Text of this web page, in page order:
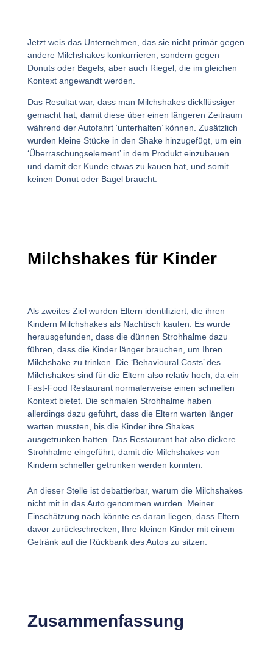
Jetzt weis das Unternehmen, das sie nicht primär gegen
andere Milchshakes konkurrieren, sondern gegen
Donuts oder Bagels, aber auch Riegel, die im gleichen
Kontext angewandt werden.
Das Resultat war, dass man Milchshakes dickflüssiger
gemacht hat, damit diese über einen längeren Zeitraum
während der Autofahrt ‘unterhalten’ können. Zusätzlich
wurden kleine Stücke in den Shake hinzugefügt, um ein
‘Überraschungselement’ in dem Produkt einzubauen
und damit der Kunde etwas zu kauen hat, und somit
keinen Donut oder Bagel braucht.
Milchshakes für Kinder
Als zweites Ziel wurden Eltern identifiziert, die ihren
Kindern Milchshakes als Nachtisch kaufen. Es wurde
herausgefunden, dass die dünnen Strohhalme dazu
führen, dass die Kinder länger brauchen, um Ihren
Milchshake zu trinken. Die ‘Behavioural Costs’ des
Milchshakes sind für die Eltern also relativ hoch, da ein
Fast-Food Restaurant normalerweise einen schnellen
Kontext bietet. Die schmalen Strohhalme haben
allerdings dazu geführt, dass die Eltern warten länger
warten mussten, bis die Kinder ihre Shakes
ausgetrunken hatten. Das Restaurant hat also dickere
Strohhalme eingeführt, damit die Milchshakes von
Kindern schneller getrunken werden konnten.
An dieser Stelle ist debattierbar, warum die Milchshakes
nicht mit in das Auto genommen wurden. Meiner
Einschätzung nach könnte es daran liegen, dass Eltern
davor zurückschrecken, Ihre kleinen Kinder mit einem
Getränk auf die Rückbank des Autos zu sitzen.
Zusammenfassung